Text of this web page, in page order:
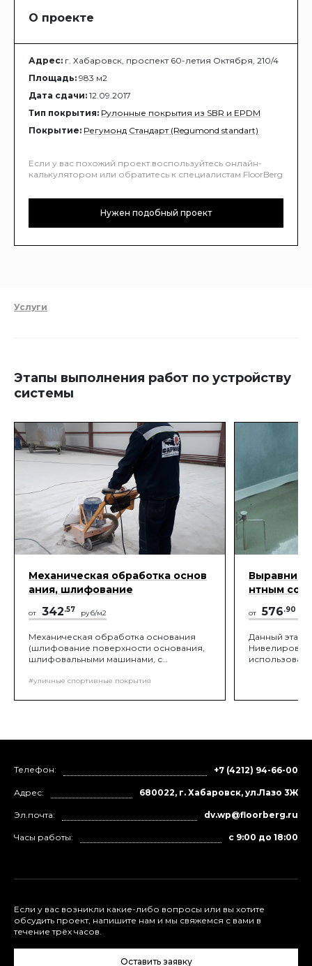
О проекте
Адрес: г. Хабаровск, проспект 60-летия Октября, 210/4
Площадь: 983 м2
Дата сдачи: 12.09.2017
Тип покрытия: Рулонные покрытия из SBR и EPDM
Покрытие: Регумонд Стандарт (Regumond standart)
Если у вас похожий проект воспользуйтесь онлайн-
калькулятором или обратитесь к специалистам FloorBerg
Нужен подобный проект
Услуги
Этапы выполнения работ по устройству
системы
Механическая обработка основ
ания, шлифование
от 342.57 руб/м2
Механическая обработка основания
(шлифование поверхности основания,
шлифовальными машинами, с
сегментами необходимой зернистости).
удаление с бетонной поверхности
#уличные спортивные покрытия
нтным
от 576.90
Данный этап
Нивелировка
Телефон: +7 (4212) 94-66-00
Адрес: 680022, г. Хабаровск, ул.Лазо 3Ж
Эл.почта: dv.wp@floorberg.ru
Часы работы: с 9:00 до 18:00
Если у вас возникли какие-либо вопросы или вы хотите
обсудить проект, напишите нам и мы свяжемся с вами в
течение трёх часов.
Оставить заявку